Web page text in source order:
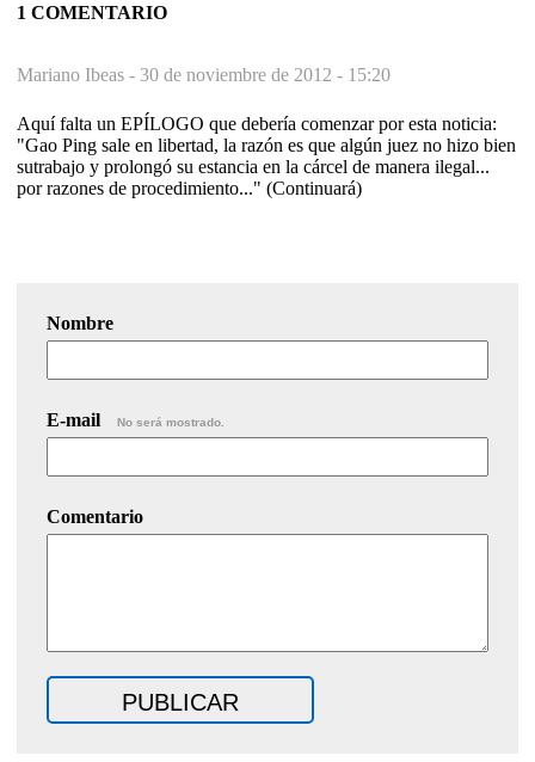
1 COMENTARIO
Mariano Ibeas - 30 de noviembre de 2012 - 15:20
Aquí falta un EPÍLOGO que debería comenzar por esta noticia:
"Gao Ping sale en libertad, la razón es que algún juez no hizo bien
sutrabajo y prolongó su estancia en la cárcel de manera ilegal...
por razones de procedimiento..." (Continuará)
Nombre
E-mail No será mostrado.
Comentario